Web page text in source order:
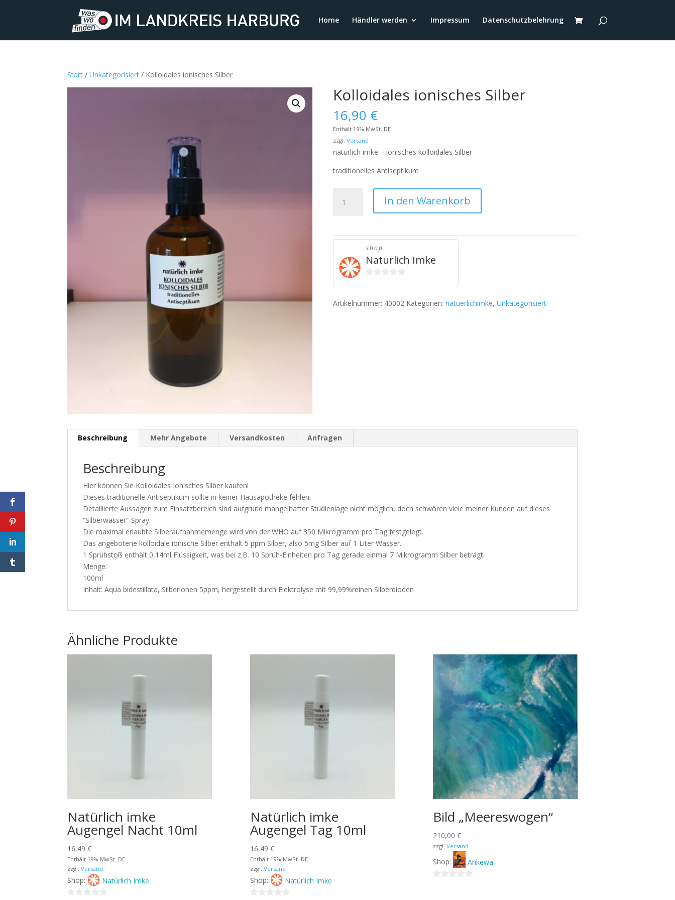
Home Händler werden Impressum Datenschutzbelehrung
Start /Unkategorisiert / Kolloidales ionisches Silber
Kolloidales ionisches Silber
16,90 €
Enthält 19% MwSt. DE
zzgl. Versand
natürlich imke – ionisches kolloidales Silber
traditionelles Antiseptikum
ionisches
In den Warenkorb
shop
Natürlich Imke
o
Artikelnummer: 40002 Kategorien: natuerlichimke, Unkategorisiert
Beschreibung Mehr Angebote Versandkosten Anfragen
Beschreibung
Hier können Sie Kolloidales Ionisches Silber kaufen!
Dieses traditionelle Antiseptikum sollte in keiner Hausapotheke fehlen.
Detaillierte Aussagen zum Einsatzbereich sind aufgrund mangelhafter Studienlage nicht möglich, doch schwören viele meiner Kunden auf dieses
“Silberwasser”-Spray.
Die maximal erlaubte Silberaufnahmemenge wird von der WHO auf 350 Mikrogramm pro Tag festgelegt.
Das angebotene kolloidale ionische Silber enthält 5 ppm Silber, also 5mg Silber auf 1 Liter Wasser.
1 Sprühstoß enthält 0,14ml Flüssigkeit, was bei z.B. 10 Sprüh-Einheiten pro Tag gerade einmal 7 Mikrogramm Silber beträgt.
Menge:
100ml
Inhalt: Aqua bidestillata, Silberionen 5ppm, hergestellt durch Elektrolyse mit 99,99%reinen Silberdioden
Ähnliche Produkte
Natürlich imke
Augengel Nacht 10ml
16,49€
Enthält 19% MwSt. DE
zzgl.Versand
Shop: Natürlich Imke
Natürlich imke
Augengel Tag 10ml
16,49€
Enthält 19% MwSt. DE
zzgl.Versand
Shop: Natürlich Imke
Bild „Meereswogen“
210,00€
zzgl.Versand
Shop: Ankewa